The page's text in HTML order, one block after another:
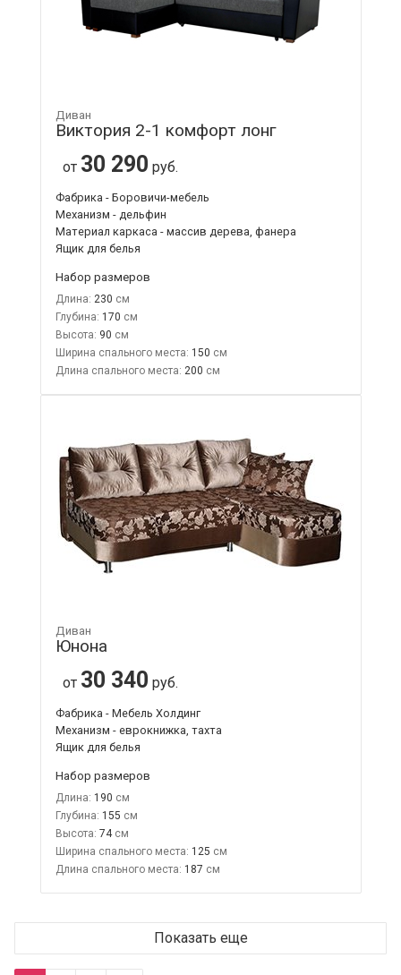
Диван
Виктория 2-1 комфорт лонг
от 30 290 руб.
Фабрика - Боровичи-мебель
Механизм - дельфин
Материал каркаса - массив дерева, фанера
Ящик для белья
Набор размеров
Длина: 230
Глубина: 170
Высота: 90
Ширина спального места: 150
Длина спального места: 200
Диван
Юнона
от 30 340 руб.
Фабрика - Мебель Холдинг
Механизм - еврокнижка, тахта
Ящик для белья
Набор размеров
Длина: 190
Глубина: 155
Высота: 74
Ширина спального места: 125
Длина спального места: 187
Показать еще